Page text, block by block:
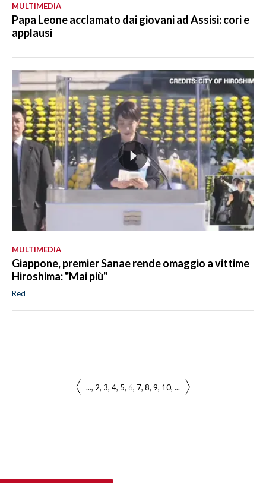
MULTIMEDIA
Papa Leone acclamato dai giovani ad Assisi: cori e
applausi
MULTIMEDIA
Giappone, premier Sanae rende omaggio a vittime
Hiroshima: "Mai più"
Red
... 2 3 4 5 6 7 8 9 10 ...